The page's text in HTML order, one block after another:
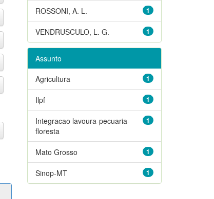
1
ROSSONI, A. L.
1
VENDRUSCULO, L. G.
Assunto
1
Agricultura
1
Ilpf
1
Integracao lavoura-pecuaria-
floresta
1
Mato Grosso
1
Sinop-MT